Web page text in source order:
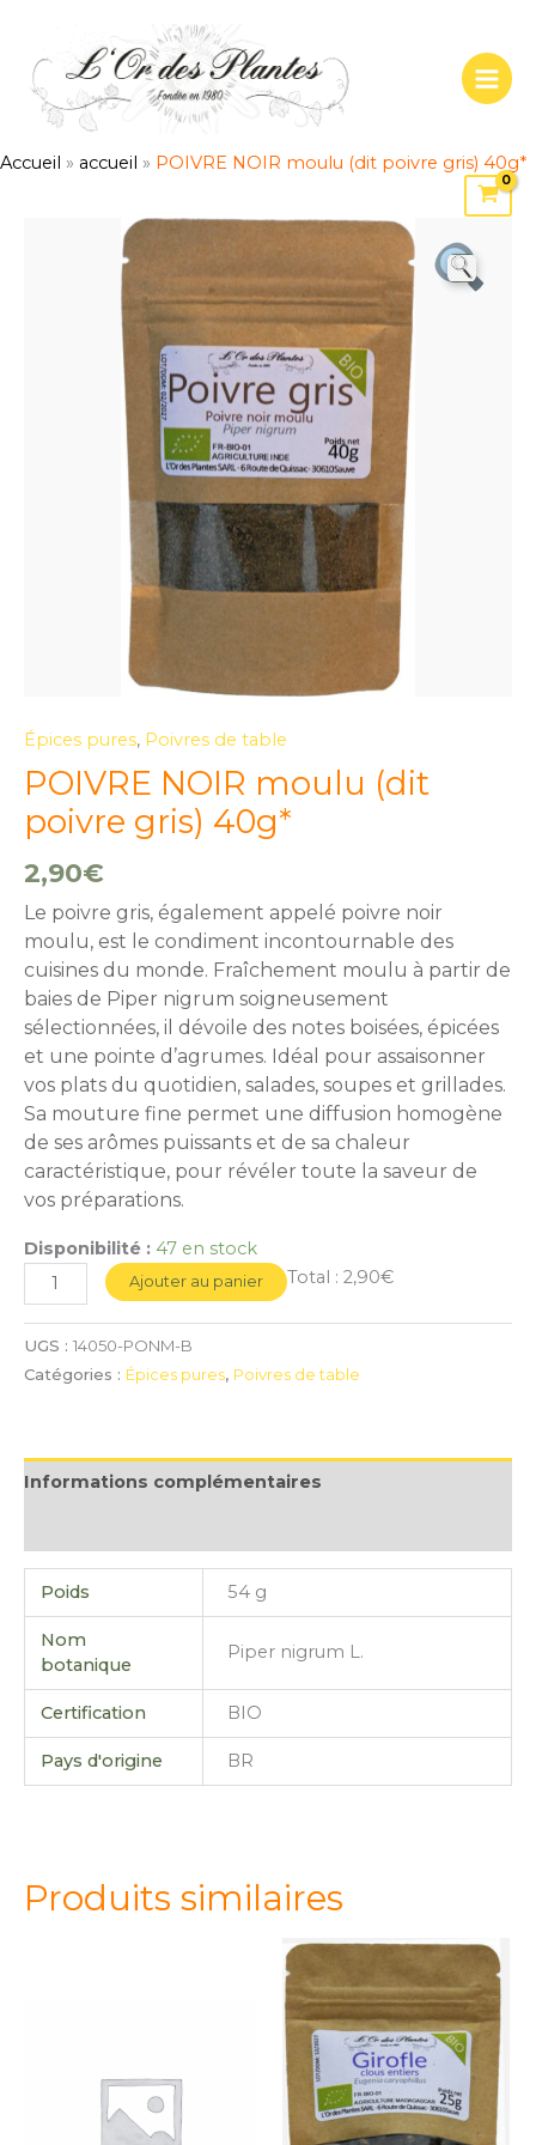
contenu
Accueil » accueil » POIVRE NOIR moulu (dit poivre gris) 40g*
Épices pures, Poivres de table
POIVRE NOIR moulu (dit
poivre gris) 40g*
2,90€
Le poivre gris, également appelé poivre noir
moulu, est le condiment incontournable des
cuisines du monde. Fraîchement moulu à partir de
baies de Piper nigrum soigneusement
sélectionnées, il dévoile des notes boisées, épicées
et une pointe d’agrumes. Idéal pour assaisonner
vos plats du quotidien, salades, soupes et grillades.
Sa mouture fine permet une diffusion homogène
de ses arômes puissants et de sa chaleur
caractéristique, pour révéler toute la saveur de
vos préparations.
Disponibilité : 47 en stock
Ajouter au panier Total : 2,90€
UGS : 14050-PONM-B
Catégories : Épices pures, Poivres de table
Informations complémentaires
Poids 54 g
Nom
botanique
Piper nigrum L.
Certification BIO
Pays d'origine BR
Produits similaires
quantité
GIROFLE
clous
25g*
Bio
quantité
GIROFLE
clous
25g*
Bio